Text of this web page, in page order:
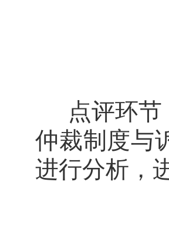
点评环
仲裁制度与
进行分析，